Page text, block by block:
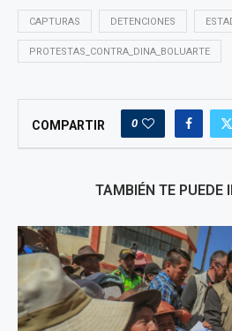
CAPTURAS DETENCIONES
PROTESTAS_CONTRA_DINA_BOLUARTE
COMPARTIR 0
TAMBIÉN TE PUEDE